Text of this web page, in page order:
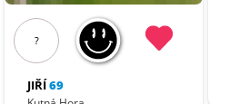
?
JIŘÍ69